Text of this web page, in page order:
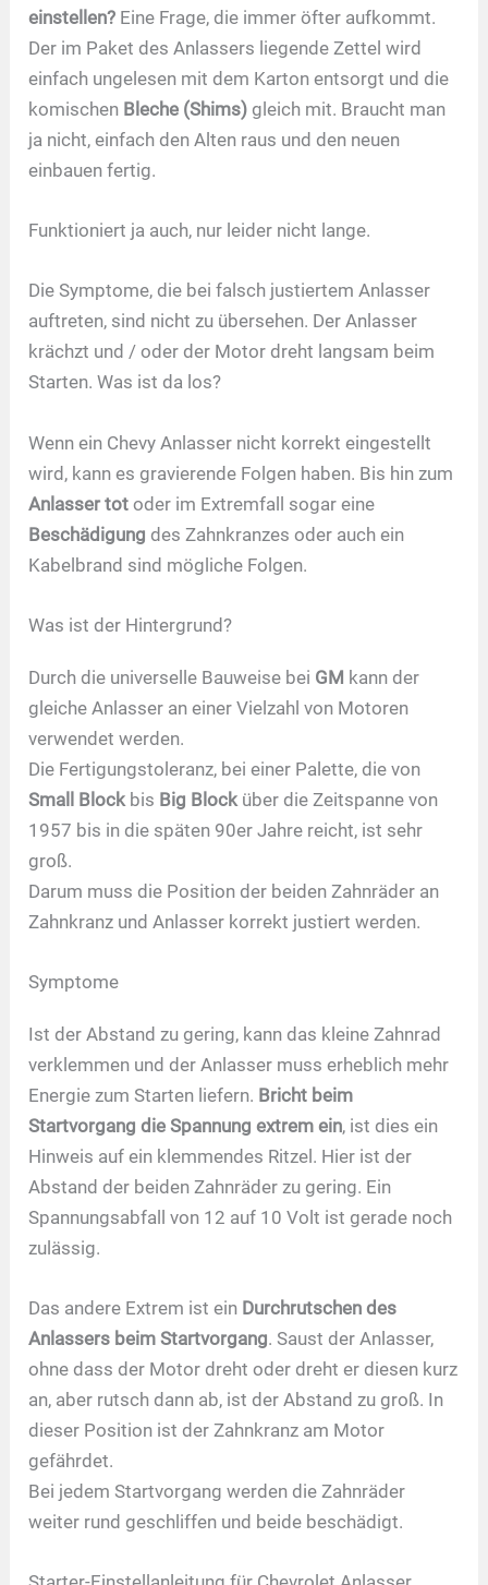
einstellen? Eine Frage, die immer öfter aufkommt.
Der im Paket des Anlassers liegende Zettel wird
einfach ungelesen mit dem Karton entsorgt und die
komischen Bleche (Shims) gleich mit. Braucht man
ja nicht, einfach den Alten raus und den neuen
einbauen fertig.
Funktioniert ja auch, nur leider nicht lange.
Die Symptome, die bei falsch justiertem Anlasser
auftreten, sind nicht zu übersehen. Der Anlasser
krächzt und / oder der Motor dreht langsam beim
Starten. Was ist da los?
Wenn ein Chevy Anlasser nicht korrekt eingestellt
wird, kann es gravierende Folgen haben. Bis hin zum
Anlasser tot oder im Extremfall sogar eine
Beschädigung des Zahnkranzes oder auch ein
Kabelbrand sind mögliche Folgen.
Was ist der Hintergrund?
Durch die universelle Bauweise bei GM kann der
gleiche Anlasser an einer Vielzahl von Motoren
verwendet werden.
Die Fertigungstoleranz, bei einer Palette, die von
Small Block bis Big Block über die Zeitspanne von
1957 bis in die späten 90er Jahre reicht, ist sehr
groß.
Darum muss die Position der beiden Zahnräder an
Zahnkranz und Anlasser korrekt justiert werden.
Symptome
Ist der Abstand zu gering, kann das kleine Zahnrad
verklemmen und der Anlasser muss erheblich mehr
Energie zum Starten liefern. Bricht beim
Startvorgang die Spannung extrem ein, ist dies ein
Hinweis auf ein klemmendes Ritzel. Hier ist der
Abstand der beiden Zahnräder zu gering. Ein
Spannungsabfall von 12 auf 10 Volt ist gerade noch
zulässig.
Das andere Extrem ist ein Durchrutschen des
Anlassers beim Startvorgang. Saust der Anlasser,
ohne dass der Motor dreht oder dreht er diesen kurz
an, aber rutsch dann ab, ist der Abstand zu groß. In
dieser Position ist der Zahnkranz am Motor
gefährdet.
Bei jedem Startvorgang werden die Zahnräder
weiter rund geschliffen und beide beschädigt.